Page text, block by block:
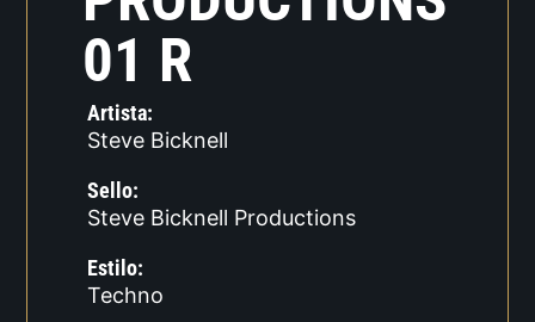
01 R
Artista:
Steve Bicknell
Sello:
Steve Bicknell Productions
Estilo:
Techno